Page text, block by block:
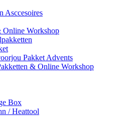
Asccesoires
Online Workshop
Pakket Advents
& Online Workshop
Box
/ Heattool